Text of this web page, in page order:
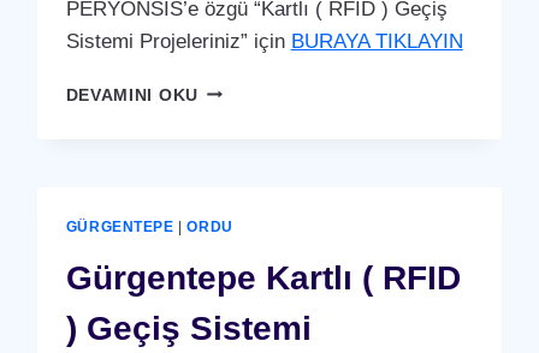
PERYÖNSİS’e özgü “Kartlı ( RFID ) Geçiş
Sistemi Projeleriniz” için BURAYA TIKLAYIN
DEVAMINI OKUKABADÜZ
GÜRGENTEPE |ORDU
Gürgentepe Kartlı ( RFID
) Geçiş Sistemi